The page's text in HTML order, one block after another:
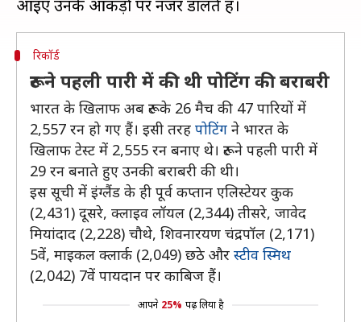
रिकॉर्ड
रूट ने पहली पारी में की थी पोटिंग की बराबरी
भारत के खिलाफ अब रूट के 26 मैच की 47 पारियों में
2,557 रन हो गए हैं। इसी तरह पोटिंग ने भारत के
खिलाफ टेस्ट में 2,555 रन बनाए थे। रूट ने पहली पारी में
29 रन बनाते हुए उनकी बराबरी की थी।
इस सूची में इंग्लैंड के ही पूर्व कप्तान एलिस्टेयर कुक
(2,431) दूसरे, क्लाइव लॉयल (2,344) तीसरे, जावेद
मियांदाद (2,228) चौथे, शिवनारयण चंद्रपॉल (2,171)
5वें, माइकल क्लार्क (2,049) छठे और स्टीव स्मिथ
(2,042) 7वें पायदान पर काबिज हैं।
आपने 25% पढ़ लिया है